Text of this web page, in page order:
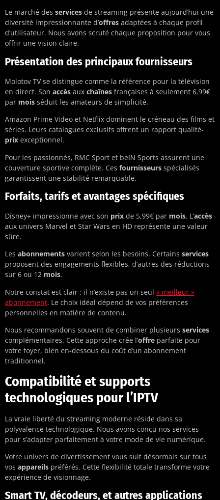
Le marché des services de streaming présente aujourd’hui une
diversité impressionnante d’offres adaptées à chaque profil
d’utilisateur. Nous avons scruté chaque proposition pour vous
offrir une vision claire.
Présentation des principaux fournisseurs
Molotov TV se distingue comme la référence pour la télévision
en direct. Son accès aux chaînes françaises à seulement 6,99€
par mois séduit les amateurs de simplicité.
Amazon Prime Video et Netflix dominent le créneau des films et
séries. Leurs catalogues exclusifs offrent un rapport qualité-
prix exceptionnel.
Pour les passionnés, RMC Sport et beIN Sports assurent une
couverture sportive complète. Ces fournisseurs spécialisés
garantissent une stabilité remarquable.
Forfaits, tarifs et avantages spécifiques
Disney+ impressionne avec son prix de 5,99€ par mois. L’accès
aux univers Marvel et Star Wars en HD représente une valeur
sûre.
Les abonnements varient selon les besoins. Certains services
proposent des engagements flexibles, d’autres des réductions
sur 6 ou 12 mois.
Notre constat est clair : il n’existe pas un seul « meilleur »
abonnement. Le choix idéal dépend de vos préférences
personnelles en matière de contenu.
Nous recommandons souvent de combiner plusieurs services
complémentaires. Cette approche crée l’offre parfaite pour
votre foyer, bien en-dessous du coût d’un abonnement
traditionnel.
Compatibilité et supports
technologiques pour l’IPTV
La vraie liberté du streaming moderne réside dans sa
polyvalence technologique. Nous avons conçu nos services
pour s’adapter parfaitement à votre mode de vie numérique.
Votre univers de divertissement vous suit désormais sur tous
vos appareils préférés. Cette flexibilité totale transforme votre
expérience de visionnage.
Smart TV, décodeurs, et autres applications